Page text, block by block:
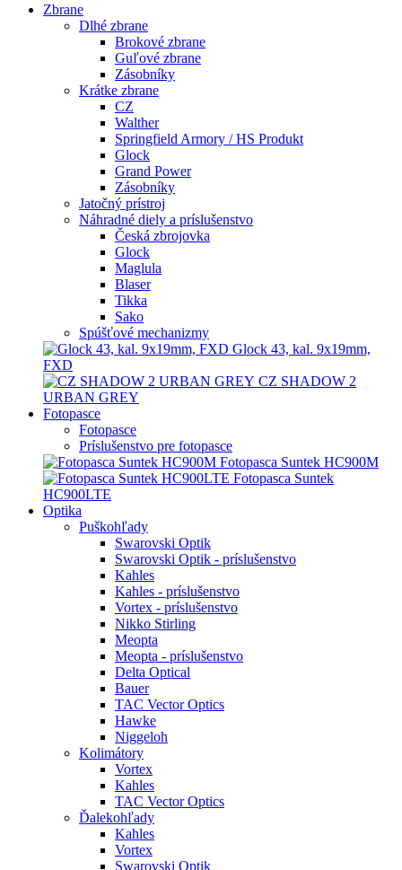
Zbrane
Dlhé zbrane
Brokové zbrane
Guľové zbrane
Zásobníky
Krátke zbrane
CZ
Walther
Springfield Armory / HS Produkt
Glock
Grand Power
Zásobníky
Jatočný prístroj
Náhradné diely a príslušenstvo
Česká zbrojovka
Glock
Maglula
Blaser
Tikka
Sako
Spúšťové mechanizmy
Glock 43, kal. 9x19mm,
FXD
CZ SHADOW 2
URBAN GREY
Fotopasce
Fotopasce
Príslušenstvo pre fotopasce
Fotopasca Suntek HC900M
Fotopasca Suntek
HC900LTE
Optika
Puškohľady
Swarovski Optik
Swarovski Optik - príslušenstvo
Kahles
Kahles - príslušenstvo
Vortex - príslušenstvo
Nikko Stirling
Meopta
Meopta - príslušenstvo
Delta Optical
Bauer
TAC Vector Optics
Hawke
Niggeloh
Kolimátory
Vortex
Kahles
TAC Vector Optics
Ďalekohľady
Kahles
Vortex
Swarovski Optik